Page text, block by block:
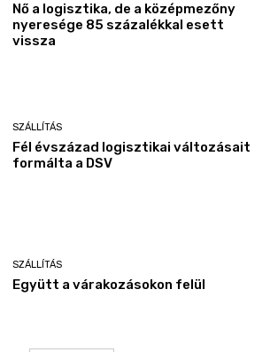
Nő a logisztika, de a középmezőny
nyeresége 85 százalékkal esett
vissza
SZÁLLÍTÁS
Fél évszázad logisztikai változásait
formálta a DSV
SZÁLLÍTÁS
Együtt a várakozásokon felül